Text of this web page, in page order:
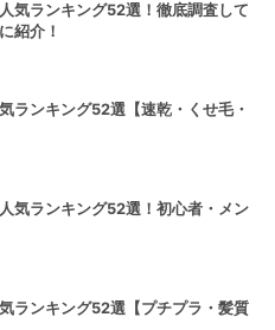
気ランキング52選！徹底調査して
紹介！
ランキング52選【速乾・くせ毛・
気ランキング52選！初心者・メン
ランキング52選【プチプラ・髪質